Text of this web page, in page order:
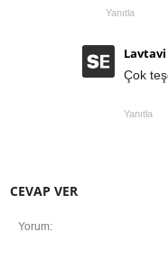
Yanıtla
Lavtavi
Çok
Yanıtla
CEVAP VER